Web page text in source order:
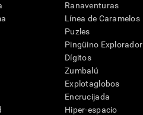
Ranaventuras
Línea de Caramelos
Puzles
Pingüino Explorador
Dígitos
Zumbalú
Explotaglobos
Encrucijada
Hiper-espacio